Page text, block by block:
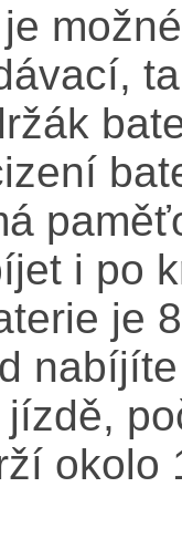
i po
je
okolo